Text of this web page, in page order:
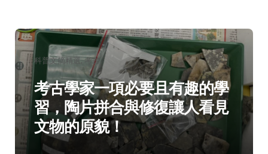
分
類：
科普文摘精選 考古
考古學家一項必要且有趣的學
習，陶片拼合與修復讓人看見
文物的原貌！